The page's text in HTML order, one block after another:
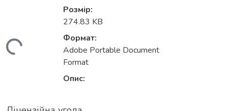
Розмір:
274.83 KB
Формат:
Adobe Portable Document
Format
Опис: